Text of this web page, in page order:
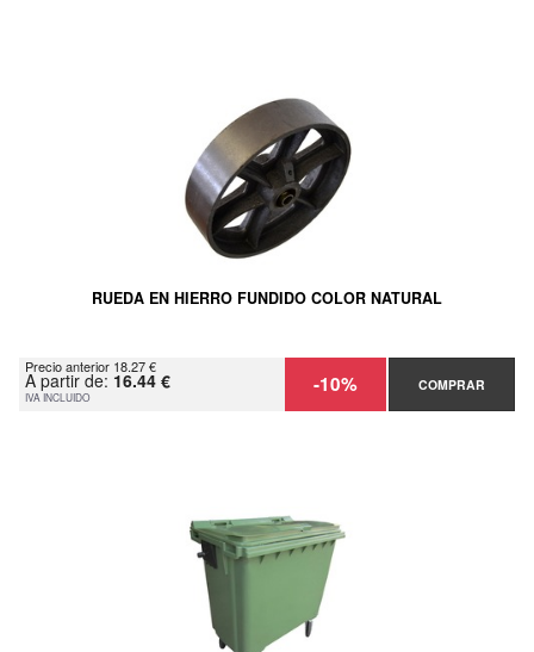
RUEDA EN HIERRO FUNDIDO COLOR NATURAL
Precio anterior 18.27 €
A partir de: 16.44 €
IVA INCLUIDO -10% COMPRAR